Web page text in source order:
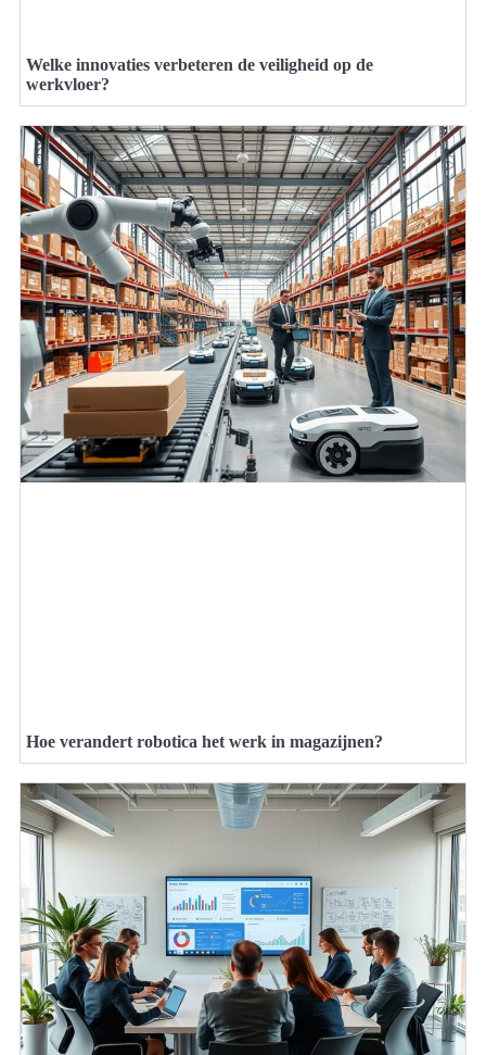
Welke innovaties verbeteren de veiligheid op de
werkvloer?
Hoe verandert robotica het werk in magazijnen?